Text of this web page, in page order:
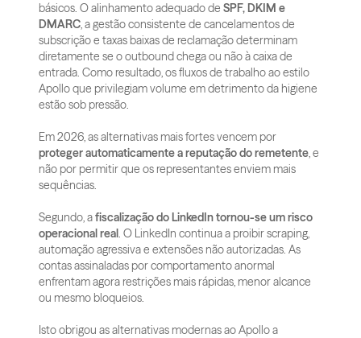
básicos. O alinhamento adequado de SPF, DKIM e
DMARC, a gestão consistente de cancelamentos de
subscrição e taxas baixas de reclamação determinam
diretamente se o outbound chega ou não à caixa de
entrada. Como resultado, os fluxos de trabalho ao estilo
Apollo que privilegiam volume em detrimento da higiene
estão sob pressão.
proteger automaticamente a reputação do remetente, e
não por permitir que os representantes enviem mais
sequências.
Segundo, a fiscalização do LinkedIn tornou-se um risco
operacional real. O LinkedIn continua a proibir scraping,
automação agressiva e extensões não autorizadas. As
contas assinaladas por comportamento anormal
enfrentam agora restrições mais rápidas, menor alcance
ou mesmo bloqueios.
Isto obrigou as alternativas modernas ao Apollo a